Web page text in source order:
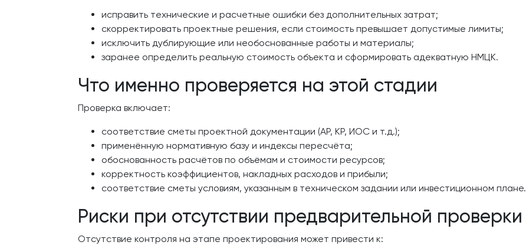
исправить технические и расчетные ошибки без дополнительных затрат;
скорректировать проектные решения, если стоимость превышает допустимые лимиты;
исключить дублирующие или необоснованные работы и материалы;
заранее определить реальную стоимость объекта и сформировать адекватную НМЦК.
Что именно проверяется на этой стадии
Проверка включает:
соответствие сметы проектной документации (АР, КР, ИОС и т.д.);
применённую нормативную базу и индексы пересчёта;
обоснованность расчётов по объёмам и стоимости ресурсов;
корректность коэффициентов, накладных расходов и прибыли;
соответствие сметы условиям, указанным в техническом задании или инвестиционном плане.
Риски при отсутствии предварительной проверки
Отсутствие контроля на этапе проектирования может привести к: